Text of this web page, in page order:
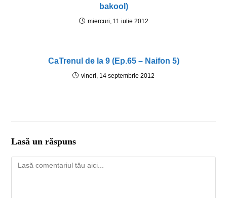
bakool)
miercuri, 11 iulie 2012
CaTrenul de la 9 (Ep.65 – Naifon 5)
vineri, 14 septembrie 2012
Lasă un răspuns